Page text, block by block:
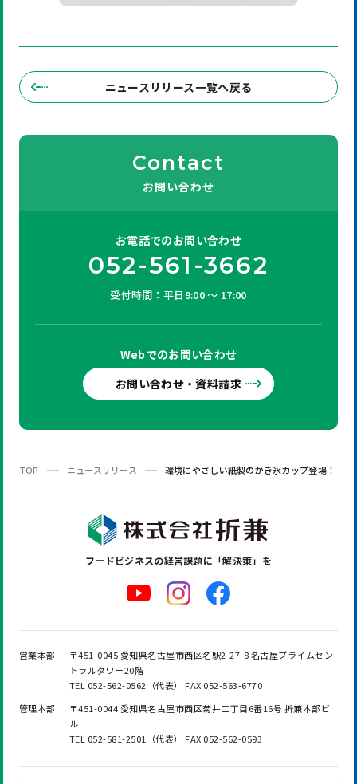
ニュースリリース一覧へ戻る
Contact
お問い合わせ
お電話でのお問い合わせ
052-561-3662
受付時間：平日9:00 ～ 17:00
Webでのお問い合わせ
お問い合わせ・資料請求
TOP ニュースリリース 環境にやさしい紙製のかき氷カップ登場！
フードビジネスの経営課題に「解決策」を
営業本部
〒451-0045 愛知県名古屋市西区名駅2-27-8 名古屋プライムセン
トラルタワー20階
TEL 052-562-0562（代表） FAX 052-563-6770
管理本部
〒451-0044 愛知県名古屋市西区菊井二丁目6番16号 折兼本部ビ
ル
TEL 052-581-2501（代表） FAX 052-562-0593